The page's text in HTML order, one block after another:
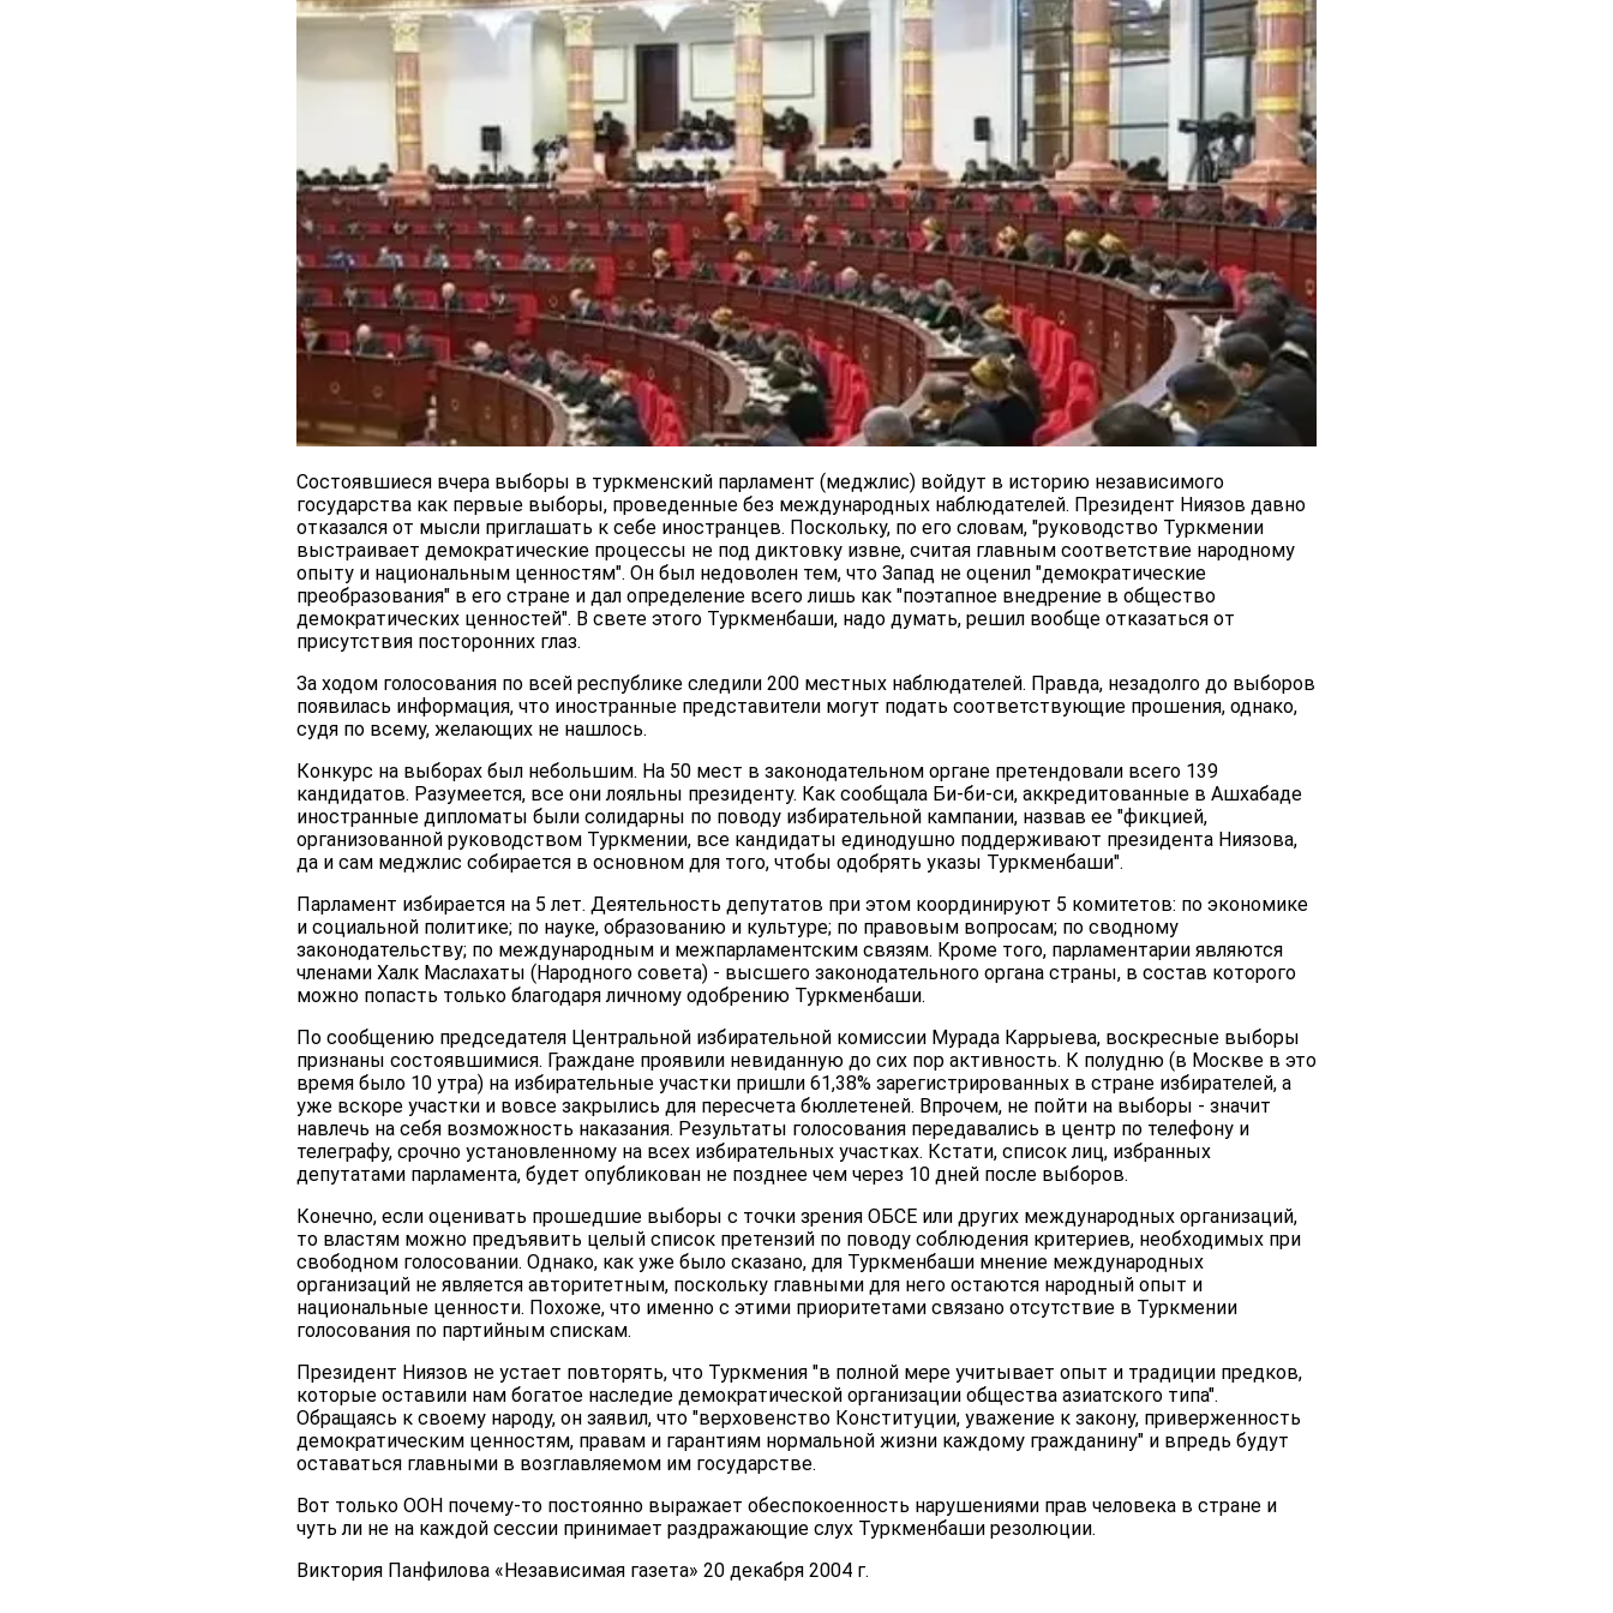
Состоявшиеся вчера выборы в туркменский парламент (меджлис) войдут в историю независимого
государства как первые выборы, проведенные без международных наблюдателей. Президент Ниязов давно
отказался от мысли приглашать к себе иностранцев. Поскольку, по его словам, "руководство Туркмении
выстраивает демократические процессы не под диктовку извне, считая главным соответствие народному
опыту и национальным ценностям". Он был недоволен тем, что Запад не оценил "демократические
преобразования" в его стране и дал определение всего лишь как "поэтапное внедрение в общество
демократических ценностей". В свете этого Туркменбаши, надо думать, решил вообще отказаться от
присутствия посторонних глаз.
За ходом голосования по всей республике следили 200 местных наблюдателей. Правда, незадолго до выборов
появилась информация, что иностранные представители могут подать соответствующие прошения, однако,
судя по всему, желающих не нашлось.
Конкурс на выборах был небольшим. На 50 мест в законодательном органе претендовали всего 139
кандидатов. Разумеется, все они лояльны президенту. Как сообщала Би-би-си, аккредитованные в Ашхабаде
иностранные дипломаты были солидарны по поводу избирательной кампании, назвав ее "фикцией,
организованной руководством Туркмении, все кандидаты единодушно поддерживают президента Ниязова,
да и сам меджлис собирается в основном для того, чтобы одобрять указы Туркменбаши".
Парламент избирается на 5 лет. Деятельность депутатов при этом координируют 5 комитетов: по экономике
и социальной политике; по науке, образованию и культуре; по правовым вопросам; по сводному
законодательству; по международным и межпарламентским связям. Кроме того, парламентарии являются
членами Халк Маслахаты (Народного совета) - высшего законодательного органа страны, в состав которого
можно попасть только благодаря личному одобрению Туркменбаши.
По сообщению председателя Центральной избирательной комиссии Мурада Каррыева, воскресные выборы
признаны состоявшимися. Граждане проявили невиданную до сих пор активность. К полудню (в Москве в это
время было 10 утра) на избирательные участки пришли 61,38% зарегистрированных в стране избирателей, а
уже вскоре участки и вовсе закрылись для пересчета бюллетеней. Впрочем, не пойти на выборы - значит
навлечь на себя возможность наказания. Результаты голосования передавались в центр по телефону и
телеграфу, срочно установленному на всех избирательных участках. Кстати, список лиц, избранных
депутатами парламента, будет опубликован не позднее чем через 10 дней после выборов.
Конечно, если оценивать прошедшие выборы с точки зрения ОБСЕ или других международных организаций,
то властям можно предъявить целый список претензий по поводу соблюдения критериев, необходимых при
свободном голосовании. Однако, как уже было сказано, для Туркменбаши мнение международных
организаций не является авторитетным, поскольку главными для него остаются народный опыт и
национальные ценности. Похоже, что именно с этими приоритетами связано отсутствие в Туркмении
голосования по партийным спискам.
Президент Ниязов не устает повторять, что Туркмения "в полной мере учитывает опыт и традиции предков,
которые оставили нам богатое наследие демократической организации общества азиатского типа".
Обращаясь к своему народу, он заявил, что "верховенство Конституции, уважение к закону, приверженность
демократическим ценностям, правам и гарантиям нормальной жизни каждому гражданину" и впредь будут
оставаться главными в возглавляемом им государстве.
Вот только ООН почему-то постоянно выражает обеспокоенность нарушениями прав человека в стране и
чуть ли не на каждой сессии принимает раздражающие слух Туркменбаши резолюции.
Виктория Панфилова «Независимая газета» 20 декабря 2004 г.